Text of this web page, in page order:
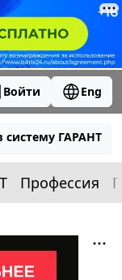
Войти Eng
систему ГАРАНТ
Профессия